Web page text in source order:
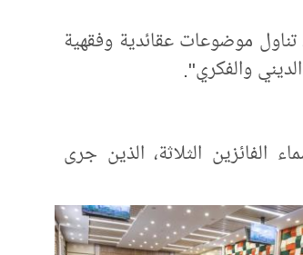
تناول موضوعات عقائدية وفقهية
والفكري".
الفائزين الثلاثة، الذين جرى